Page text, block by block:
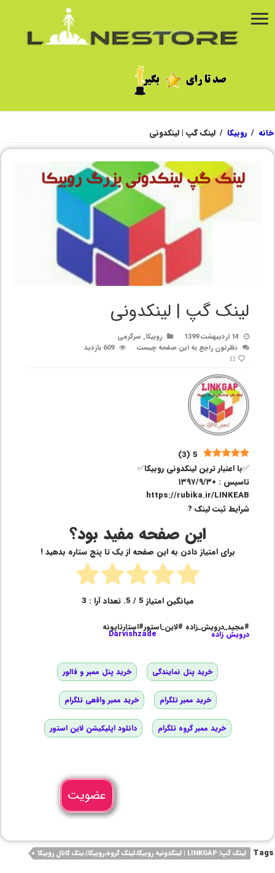
خانه / روبیکا / لینک گپ | لینکدونی
لینک گپ | لینکدونی
14 اردیبهشت 1399 روبیکا, سرگرمی
نظرتون راجع به این صفحه چیست
609 بازدید
12
5
(
3
)
✅با اعتبار ترین لینکدونی روبیکا✅
تاسیس : ۱۳۹۷/۹/۳۰
https://rubika.ir/LINKEAB
شرایط ثبت لینک ?
این صفحه مفید بود؟
برای امتیاز دادن به این صفحه از یک تا پنج ستاره بدهید !
میانگین امتیاز 5/ 5. تعداد آرا : 3
#مجید_درویش_زاده #لاین_استور#استارتاپونه
درویش زاده Darvishzade
خرید پنل نمایندگی خرید پنل ممبر و فالور
خرید ممبر تلگرام خرید ممبر واقعی تلگرام
خرید ممبر گروه تلگرام دانلود اپلیکیشن لاین استور
عضویت
Tags لینک گپ| LINKGAP | لینکدونیه روبیکا،لینک گروه،روبیکا|،ینک کانال روبیکا